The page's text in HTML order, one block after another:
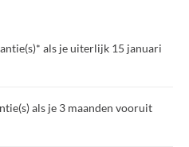
als je uiterlijk 15 januari
als je 3 maanden vooruit